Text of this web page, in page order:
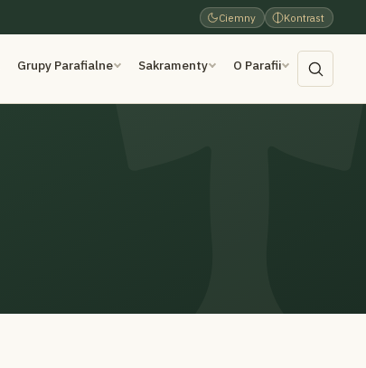
Ciemny Kontrast
Grupy Parafialne Sakramenty O Parafii